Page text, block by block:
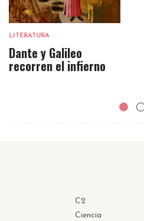
LITERATURA
Dante y Galileo
recorren el infierno
C2
Ciencia